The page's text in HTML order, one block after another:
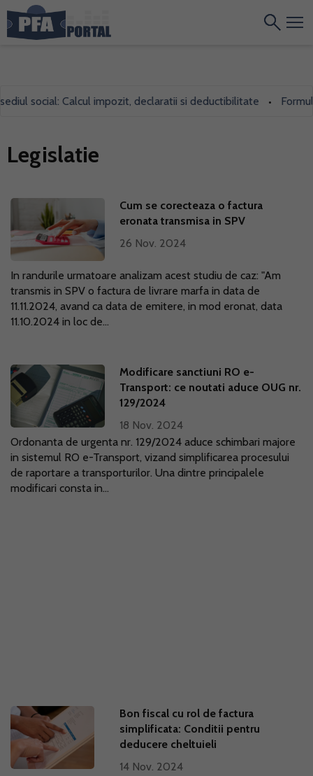
social: Calcul impozit, declaratii si deductibilitate •
Legislatie
Cum se corecteaza o factura
eronata transmisa in SPV
26 Nov. 2024
In randurile urmatoare analizam acest studiu de caz: "Am
transmis in SPV o factura de livrare marfa in data de
11.11.2024, avand ca data de emitere, in mod eronat, data
11.10.2024 in loc de...
Modificare sanctiuni RO e-
Transport: ce noutati aduce OUG nr.
129/2024
18 Nov. 2024
Ordonanta de urgenta nr. 129/2024 aduce schimbari majore
in sistemul RO e-Transport, vizand simplificarea procesului
de raportare a transporturilor. Una dintre principalele
modificari consta in...
Bon fiscal cu rol de factura
simplificata: Conditii pentru
deducere cheltuieli
14 Nov. 2024